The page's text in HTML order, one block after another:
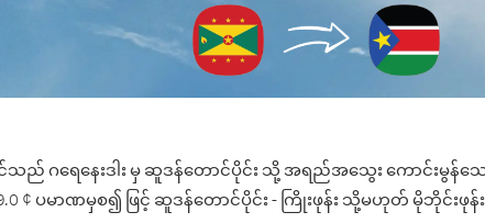
င်သည် ဂရေနေးဒါး မှ ဆူဒန်တောင်ပိုင်း သို့ အရည်အသွေး ကောင်းမွန်သ
¢ ပမာဏမှစ၍ ဖြင့် ဆူဒန်တောင်ပိုင်း - ကြိုးဖုန်း သို့မဟုတ် မိုဘိုင်း